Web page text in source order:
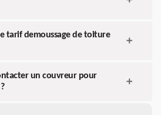
tarif demoussage de toiture
un couvreur pour